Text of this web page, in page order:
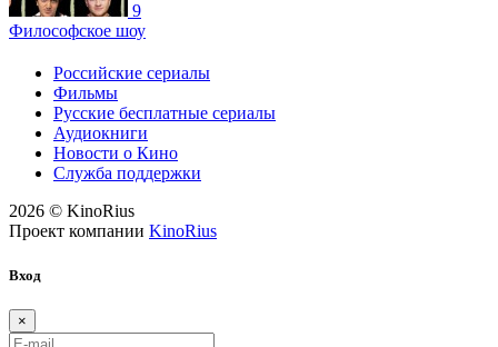
9
Философское шоу
Российские сериалы
Фильмы
Русские бесплатные сериалы
Аудиокниги
Новости о Кино
Служба поддержки
2026 © KinoRius
Проект компании KinoRius
Вход
×